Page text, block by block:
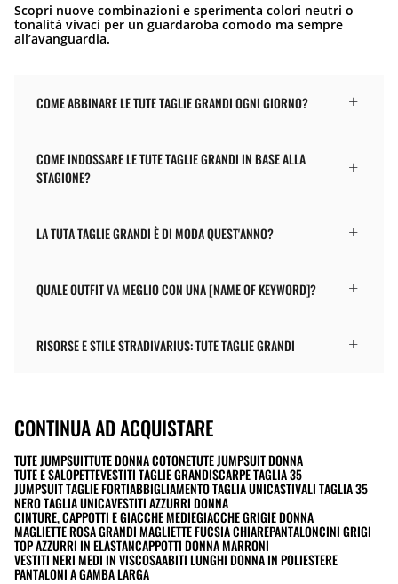
Scopri nuove combinazioni e sperimenta colori neutri o
tonalità vivaci per un guardaroba comodo ma sempre
all’avanguardia.
COME ABBINARE LE TUTE TAGLIE GRANDI OGNI GIORNO?
COME INDOSSARE LE TUTE TAGLIE GRANDI IN BASE ALLA
STAGIONE?
LA TUTA TAGLIE GRANDI È DI MODA QUEST'ANNO?
QUALE OUTFIT VA MEGLIO CON UNA [NAME OF KEYWORD]?
RISORSE E STILE STRADIVARIUS: TUTE TAGLIE GRANDI
CONTINUA AD ACQUISTARE
TUTE JUMPSUITTUTE DONNA COTONETUTE JUMPSUIT DONNA
TUTE E SALOPETTEVESTITI TAGLIE GRANDISCARPE TAGLIA 35
JUMPSUIT TAGLIE FORTIABBIGLIAMENTO TAGLIA UNICASTIVALI TAGLIA 35
NERO TAGLIA UNICAVESTITI AZZURRI DONNA
CINTURE, CAPPOTTI E GIACCHE MEDIEGIACCHE GRIGIE DONNA
MAGLIETTE ROSA GRANDI MAGLIETTE FUCSIA CHIAREPANTALONCINI GRIGI
TOP AZZURRI IN ELASTANCAPPOTTI DONNA MARRONI
VESTITI NERI MEDI IN VISCOSAABITI LUNGHI DONNA IN POLIESTERE
PANTALONI A GAMBA LARGA